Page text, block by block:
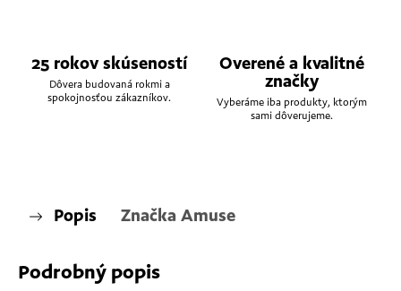
25 rokov skúseností
Dôvera budovaná rokmi a
spokojnosťou zákazníkov.
Overené a kvalitné
značky
Vyberáme iba produkty, ktorým
sami dôverujeme.
Popis Značka Amuse
Podrobný popis